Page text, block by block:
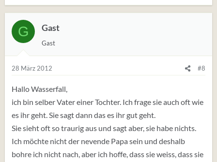
G Gast
Gast
28 März 2012 #8
Hallo Wasserfall,
ich bin selber Vater einer Tochter. Ich frage sie auch oft wie
es ihr geht. Sie sagt dann das es ihr gut geht.
Sie sieht oft so traurig aus und sagt aber, sie habe nichts.
Ich möchte nicht der nevende Papa sein und deshalb
bohre ich nicht nach, aber ich hoffe, dass sie weiss, dass sie